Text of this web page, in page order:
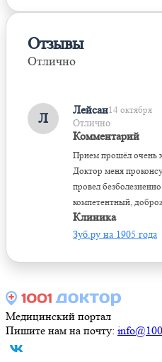
Отзывы
Отлично
Л
Лейсан14 октября
Отлично
Комментарий
Прием прошёл очень
Доктор меня
провел
компетентный,
Клиника
Зуб.ру на 1905 года
Медицинский портал
Пишите нам на почту: